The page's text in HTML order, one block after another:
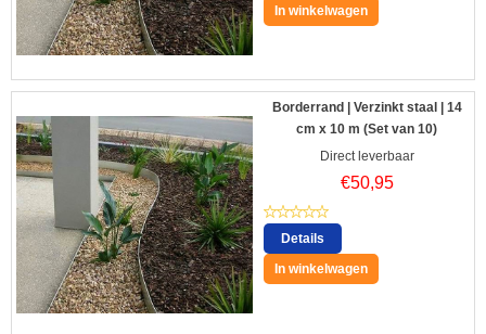
In winkelwagen
Borderrand | Verzinkt staal | 14
cm x 10 m (Set van 10)
Direct leverbaar
€50,95
Details
In winkelwagen